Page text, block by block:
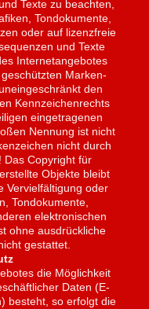
Texte zu beachten,
Tondokumente,
oder auf lizenzfreie
und Texte
Internetangebotes
Marken-
den
Kennzeichenrechts
eingetragenen
Nennung ist nicht
nicht durch
Das Copyright für
Objekte bleibt
Vervielfältigung oder
Tondokumente,
elektronischen
ohne ausdrückliche
gestattet.
die Möglichkeit
Daten (E-
besteht, so erfolgt die